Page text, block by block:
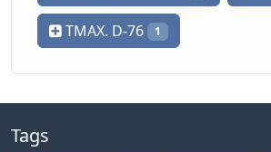
TMAX. D-76 1
Tags